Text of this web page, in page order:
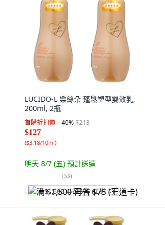
LUCIDO-L 樂絲朵 蓬鬆塑型雙效乳,
200ml, 2瓶
首購折扣價 40%$213
$127
($3.18/10ml)
明天 8/7 (五) 預計送達
(53)
满 $1,500 再省 $75 (王道卡)